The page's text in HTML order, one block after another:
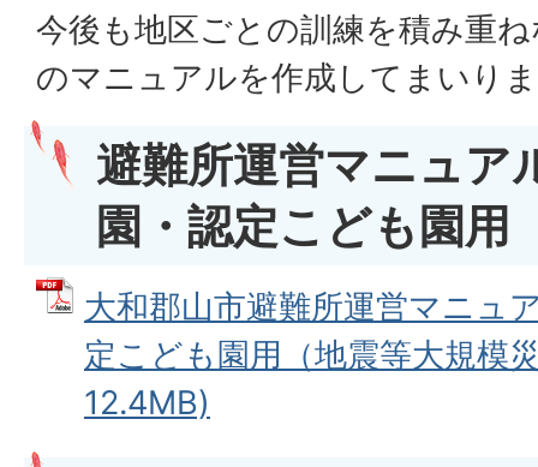
今後も地区ごとの訓練を積み重
のマニュアルを作成してまいり
避難所運営マニュア
園・認定こども園用
大和郡山市避難所運営マニュ
定こども園用（地震等大規模
12.4MB)